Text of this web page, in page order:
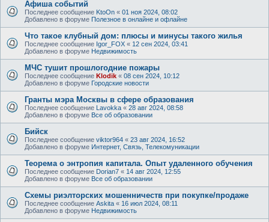
Афиша событий
Последнее сообщение KtoOn « 01 ноя 2024, 08:02
Добавлено в форуме Полезное в онлайне и офлайне
Что такое клубный дом: плюсы и минусы такого жилья
Последнее сообщение Igor_FOX « 12 сен 2024, 03:41
Добавлено в форуме Недвижимость
МЧС тушит прошлогодние пожары
Последнее сообщение Klodik « 08 сен 2024, 10:12
Добавлено в форуме Городские новости
Гранты мэра Москвы в сфере образования
Последнее сообщение Lavokka « 28 авг 2024, 08:58
Добавлено в форуме Все об образовании
Бийск
Последнее сообщение viktor964 « 23 авг 2024, 16:52
Добавлено в форуме Интернет, Связь, Телекомуникации
Теорема о энтропия капитала. Опыт удаленного обучения
Последнее сообщение Dorian7 « 14 авг 2024, 12:55
Добавлено в форуме Все об образовании
Схемы риэлторских мошенничеств при покупке/продаже
Последнее сообщение Askita « 16 июл 2024, 08:11
Добавлено в форуме Недвижимость